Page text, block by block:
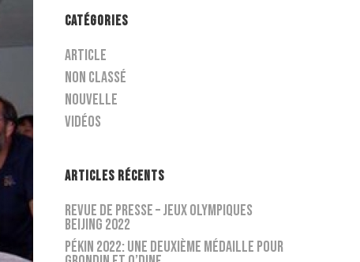
CATÉGORIES
Article
Non classé
Nouvelle
Vidéos
ARTICLES RÉCENTS
Revue de presse – Jeux Olympiques
Beijing 2022
Pékin 2022: une deuxième médaille pour